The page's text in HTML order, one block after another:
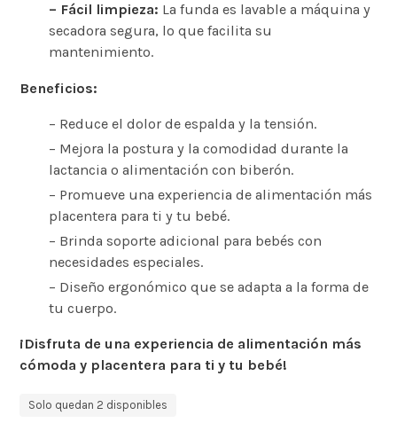
– Fácil limpieza: La funda es lavable a máquina y
secadora segura, lo que facilita su
mantenimiento.
Beneficios:
– Reduce el dolor de espalda y la tensión.
– Mejora la postura y la comodidad durante la
lactancia o alimentación con biberón.
– Promueve una experiencia de alimentación más
placentera para ti y tu bebé.
– Brinda soporte adicional para bebés con
necesidades especiales.
– Diseño ergonómico que se adapta a la forma de
tu cuerpo.
¡Disfruta de una experiencia de alimentación más
cómoda y placentera para ti y tu bebé!
Solo quedan 2 disponibles